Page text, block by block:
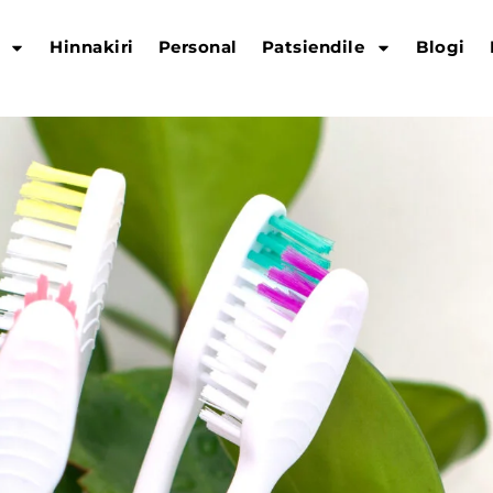
Hinnakiri Personal Patsiendile Blogi